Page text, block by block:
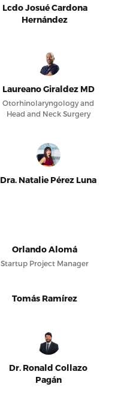
Lcdo Josué Cardona
Hernández
Laureano Giraldez MD
Otorhinolaryngology and
Head and Neck Surgery
Dra. Natalie Pérez Luna
Orlando Alomá
Startup Project Manager
Tomás Ramírez
Dr. Ronald Collazo
Pagán